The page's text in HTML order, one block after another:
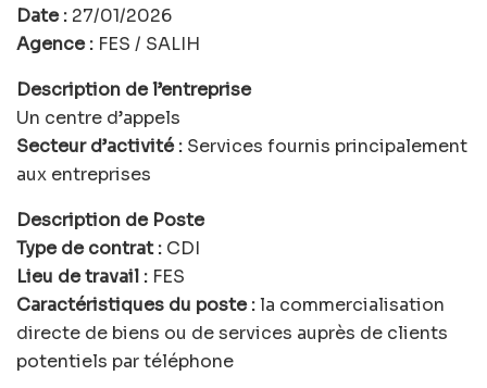
Date : 27/01/2026
Agence : FES / SALIH
Description de l’entreprise
Un centre d’appels
Secteur d’activité : Services fournis principalement
aux entreprises
Description de Poste
Type de contrat : CDI
Lieu de travail : FES
Caractéristiques du poste :la commercialisation
directe de biens ou de services auprès de clients
potentiels par téléphone